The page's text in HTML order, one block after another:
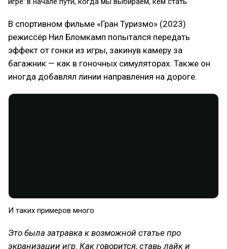
В спортивном фильме «Гран Туризмо» (2023)
режиссёр Нил Бломкамп попытался передать
эффект от гонки из игры, закинув камеру за
багажник — как в гоночных симуляторах. Также он
иногда добавлял линии направления на дороге.
И таких примеров много
Это была затравка к возможной статье про
экранизации игр. Как говорится, ставь лайк и